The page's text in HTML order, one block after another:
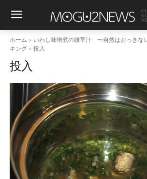
ホーム
いわし味噌煮の雑草汁 〜自然はおっき
キング
投入
投入